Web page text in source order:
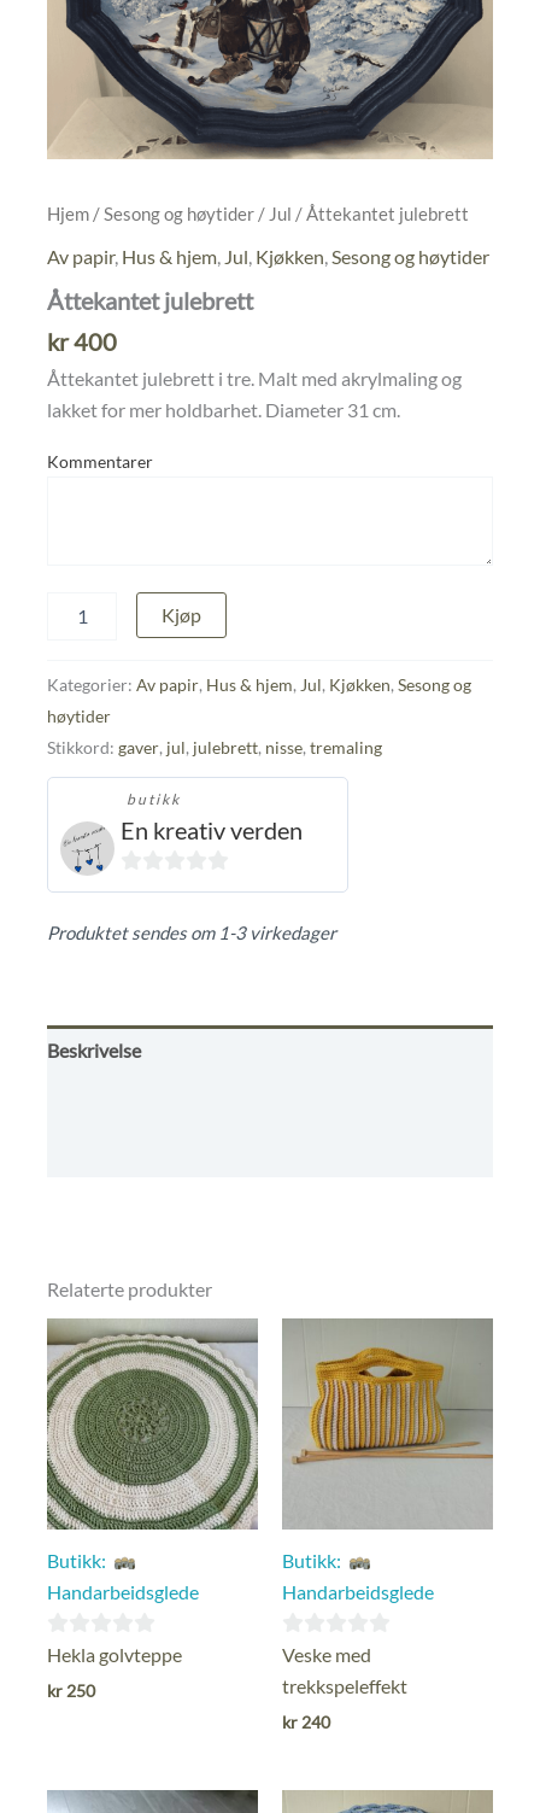
Hjem /Sesong og høytider / Jul / Åttekantet julebrett
Av papir, Hus & hjem Jul Kjøkken Sesong og høytider
Åttekantet julebrett
kr400
Åttekantet julebrett i tre. Malt med akrylmaling og
lakket for mer holdbarhet. Diameter 31 cm.
Kommentarer
julebrett
Kjøp
Kategorier: Av papir, Hus & hjem, Jul, Kjøkken, Sesong og
høytider
Stikkord: gaver, jul, julebrett, nisse, tremaling
butikk
En kreativ verden
0
Produktet sendes om 1-3 virkedager
Beskrivelse
Relaterte produkter
Butikk:
Handarbeidsglede
0
ut
Hekla golvteppe
kr 250
Butikk:
Handarbeidsglede
0
ut
av
Veske med
trekkspeleffekt
kr 240